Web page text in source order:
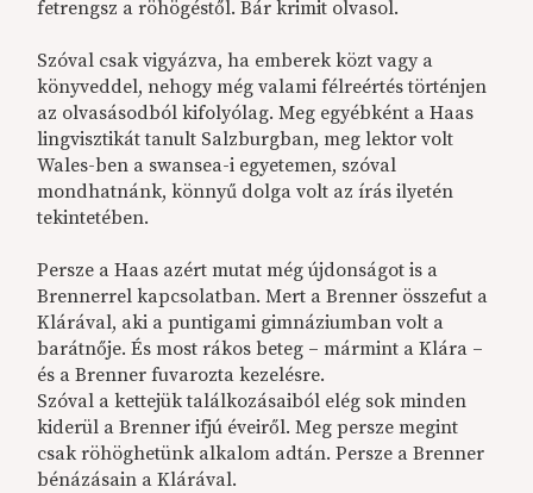
fetrengsz a röhögéstől. Bár krimit olvasol.
Szóval csak vigyázva, ha emberek közt vagy a
könyveddel, nehogy még valami félreértés történjen
az olvasásodból kifolyólag. Meg egyébként a Haas
lingvisztikát tanult Salzburgban, meg lektor volt
Wales-ben a swansea-i egyetemen, szóval
mondhatnánk, könnyű dolga volt az írás ilyetén
tekintetében.
Persze a Haas azért mutat még újdonságot is a
Brennerrel kapcsolatban. Mert a Brenner összefut a
Klárával, aki a puntigami gimnáziumban volt a
barátnője. És most rákos beteg – mármint a Klára –
és a Brenner fuvarozta kezelésre.
Szóval a kettejük találkozásaiból elég sok minden
kiderül a Brenner ifjú éveiről. Meg persze megint
csak röhöghetünk alkalom adtán. Persze a Brenner
bénázásain a Klárával.